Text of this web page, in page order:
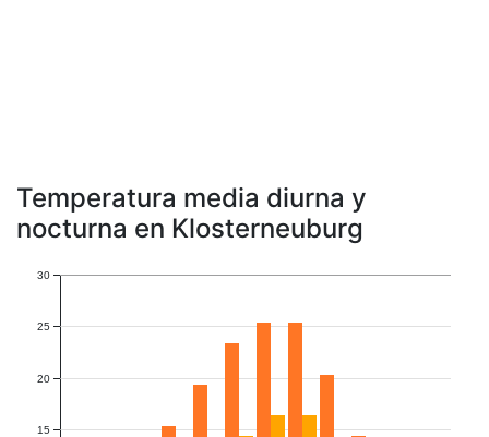
Temperatura media diurna y
nocturna en Klosterneuburg
15
20
25
30